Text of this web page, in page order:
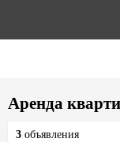
Аренда
3 объявления